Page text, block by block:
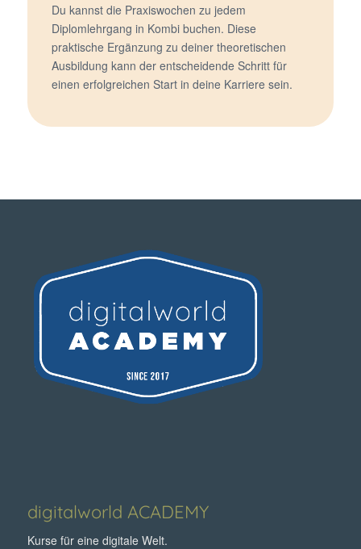
Du kannst die Praxiswochen zu jedem
Diplomlehrgang in Kombi buchen. Diese
praktische Ergänzung zu deiner theoretischen
Ausbildung kann der entscheidende Schritt für
einen erfolgreichen Start in deine Karriere sein.
digitalworld ACADEMY
Kurse für eine digitale Welt.